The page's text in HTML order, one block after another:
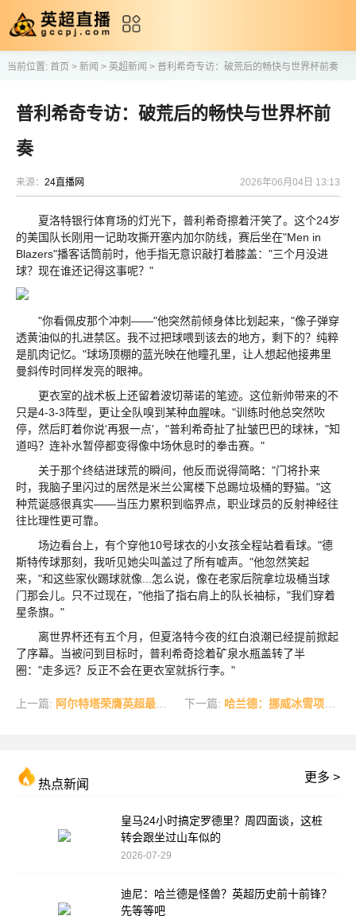
当前位置: 首页 > 新闻 > 英超新闻 > 普利希奇专访：破荒后的畅快与世界杯前奏
普利希奇专访：破荒后的畅快与世界杯前
奏
来源： 24直播网 2026年06月04日 13:13
夏洛特银行体育场的灯光下，普利希奇擦着汗笑了。这个24岁
的美国队长刚用一记助攻撕开塞内加尔防线，赛后坐在"Men in
Blazers"播客话筒前时，他手指无意识敲打着膝盖："三个月没进
球？现在谁还记得这事呢？"
"你看佩皮那个冲刺——"他突然前倾身体比划起来，"像子弹穿
透黄油似的扎进禁区。我不过把球喂到该去的地方，剩下的？纯粹
是肌肉记忆。"球场顶棚的蓝光映在他瞳孔里，让人想起他接弗里
曼斜传时同样发亮的眼神。
更衣室的战术板上还留着波切蒂诺的笔迹。这位新帅带来的不
只是4-3-3阵型，更让全队嗅到某种血腥味。"训练时他总突然吹
停，然后盯着你说'再狠一点'，"普利希奇扯了扯皱巴巴的球袜，"知
道吗？连补水暂停都变得像中场休息时的拳击赛。"
关于那个终结进球荒的瞬间，他反而说得简略："门将扑来
时，我脑子里闪过的居然是米兰公寓楼下总踢垃圾桶的野猫。"这
种荒诞感很真实——当压力累积到临界点，职业球员的反射神经往
往比理性更可靠。
场边看台上，有个穿他10号球衣的小女孩全程站着看球。"德
斯特传球那刻，我听见她尖叫盖过了所有嘘声。"他忽然笑起
来，"和这些家伙踢球就像...怎么说，像在老家后院拿垃圾桶当球
门那会儿。只不过现在，"他指了指右肩上的队长袖标，"我们穿着
星条旗。"
离世界杯还有五个月，但夏洛特今夜的红白浪潮已经提前掀起
了序幕。当被问到目标时，普利希奇捻着矿泉水瓶盖转了半
圈："走多远？反正不会在更衣室就拆行李。"
上一篇: 阿尔特塔荣膺英超最佳教练 22年轮回续写枪手传奇 下一篇: 哈兰德：挪威冰雪项目称雄已久 该轮到足球站上世界舞台了
热点新闻
更多 >
皇马24小时搞定罗德里？周四面谈，这桩
转会跟坐过山车似的
2026-07-29
迪尼：哈兰德是怪兽？英超历史前十前锋？
先等等吧